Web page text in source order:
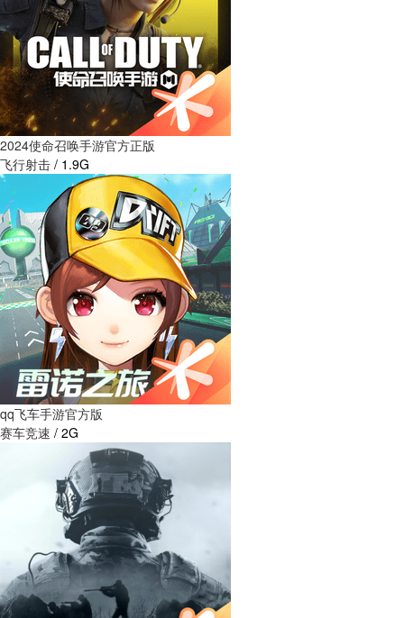
2024使命召唤手游官方正版
飞行射击 / 1.9G
qq飞车手游官方版
赛车竞速 / 2G